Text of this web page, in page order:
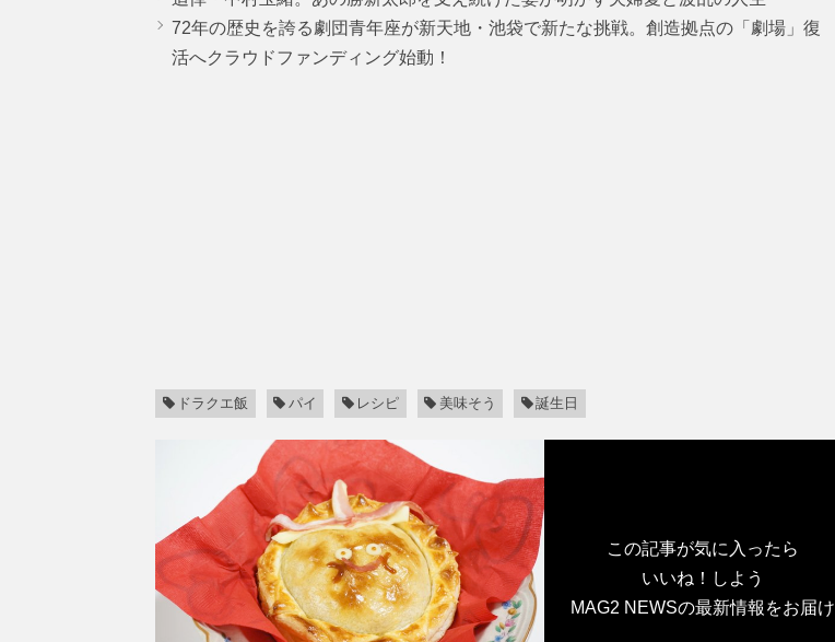
72年の歴史を誇る劇団青年座が新天地・池袋で新たな挑戦。創造拠点の「劇場」復
活へクラウドファンディング始動！
ドラクエ飯 パイ レシピ 美味そう 誕生日
この記事が気に入ったら
いいね！しよう
MAG2 NEWSの最新情報をお届け